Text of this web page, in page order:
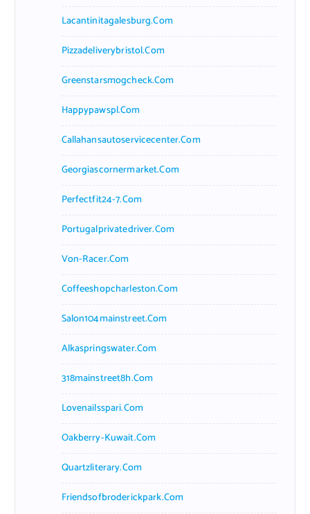
Lacantinitagalesburg.com
Pizzadeliverybristol.com
Greenstarsmogcheck.com
Happypawspl.com
Callahansautoservicecenter.com
Georgiascornermarket.com
Perfectfit24-7.com
Portugalprivatedriver.com
Von-Racer.com
Coffeeshopcharleston.com
Salon104mainstreet.com
Alkaspringswater.com
318mainstreet8h.com
Lovenailsspari.com
Oakberry-Kuwait.com
Quartzliterary.com
Friendsofbroderickpark.com